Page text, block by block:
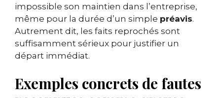
impossible son maintien dans l’entreprise,
même pour la durée d’un simple préavis.
Autrement dit, les faits reprochés sont
suffisamment sérieux pour justifier un
départ immédiat.
Exemples concrets de fautes